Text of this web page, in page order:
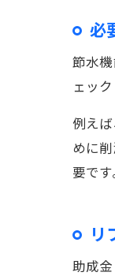
必
節水
ェック
例え
めに
要です
リ
助成